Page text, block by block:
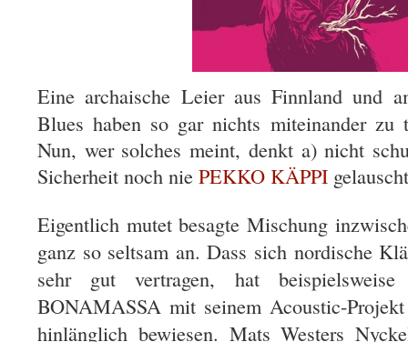
Eine archaische Leier aus Finnland und
Blues haben so gar nichts miteinander zu
Nun, wer solches meint, denkt a) nicht
Sicherheit noch nie PEKKO KÄPPI
Eigentlich mutet besagte Mischung
ganz so seltsam an. Dass sich nordische
sehr gut vertragen, hat beispielsweise
BONAMASSA mit seinem Acoustic-
hinlänglich bewiesen. Mats Westers